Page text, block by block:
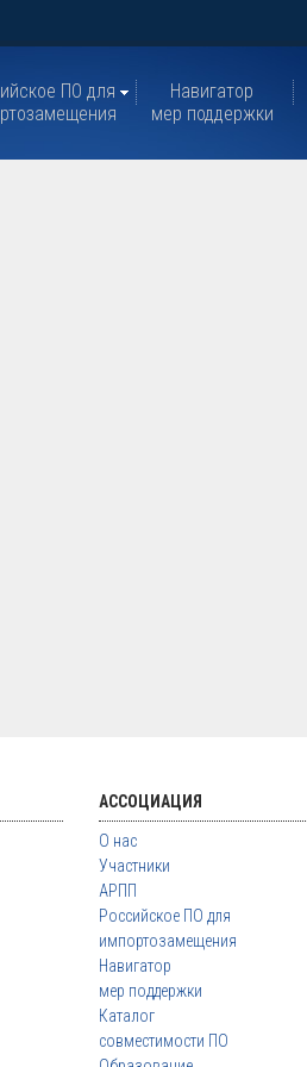
ПО для
Навигатор
мер поддержки
АССОЦИАЦИЯ
О нас
Участники
АРПП
Российское ПО для
импортозамещения
Навигатор
мер поддержки
Каталог
совместимости ПО